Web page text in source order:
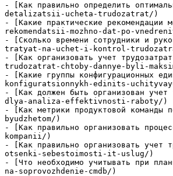
- [Как правильно определить
detalizatsii-ucheta-trudozatrat/)
- [Какие практические
rekomendatsii-mozhno-dat-po-
- [Сколько времени сотрудники и
tratyat-na-uchet-i-kontrol-
- [Как организовать учет
trudozatrat-chtoby-dannye-byli-
- [Какие группы конфигурационных
konfiguratsionnykh-edinits-
- [Как должен быть организован
dlya-analiza-effektivnosti-raboty/)
- [Как метрики продуктовой
byudzhetom/)
- [Как правильно организовать
kompanii/)
- [Как правильно организовать
otsenki-sebestoimosti-it-uslug/)
- [Что необходимо учитывать при
na-soprovozhdenie-cmdb/)